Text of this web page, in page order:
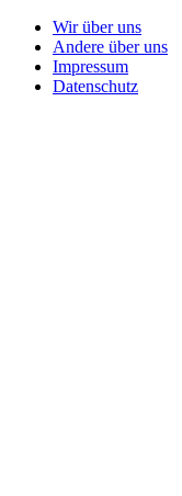
Wir über uns
Andere über uns
Impressum
Datenschutz